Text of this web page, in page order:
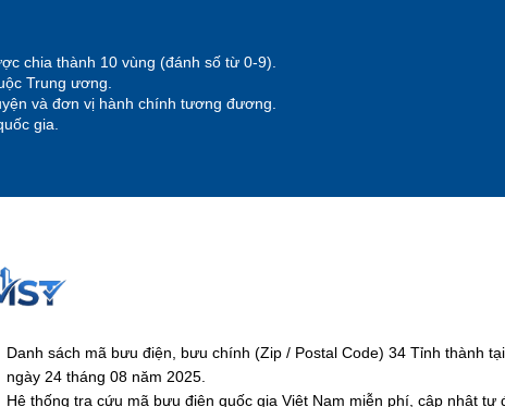
chia thành 10 vùng (đánh số từ 0-9).
Trung ương.
và đơn vị hành chính tương đương.
gia.
Danh sách mã bưu điện, bưu chính (Zip / Postal Code) 34 Tỉnh thành
ngày 24 tháng 08 năm 2025.
Hệ thống tra cứu mã bưu điện quốc gia Việt Nam miễn phí, cập nhật tự